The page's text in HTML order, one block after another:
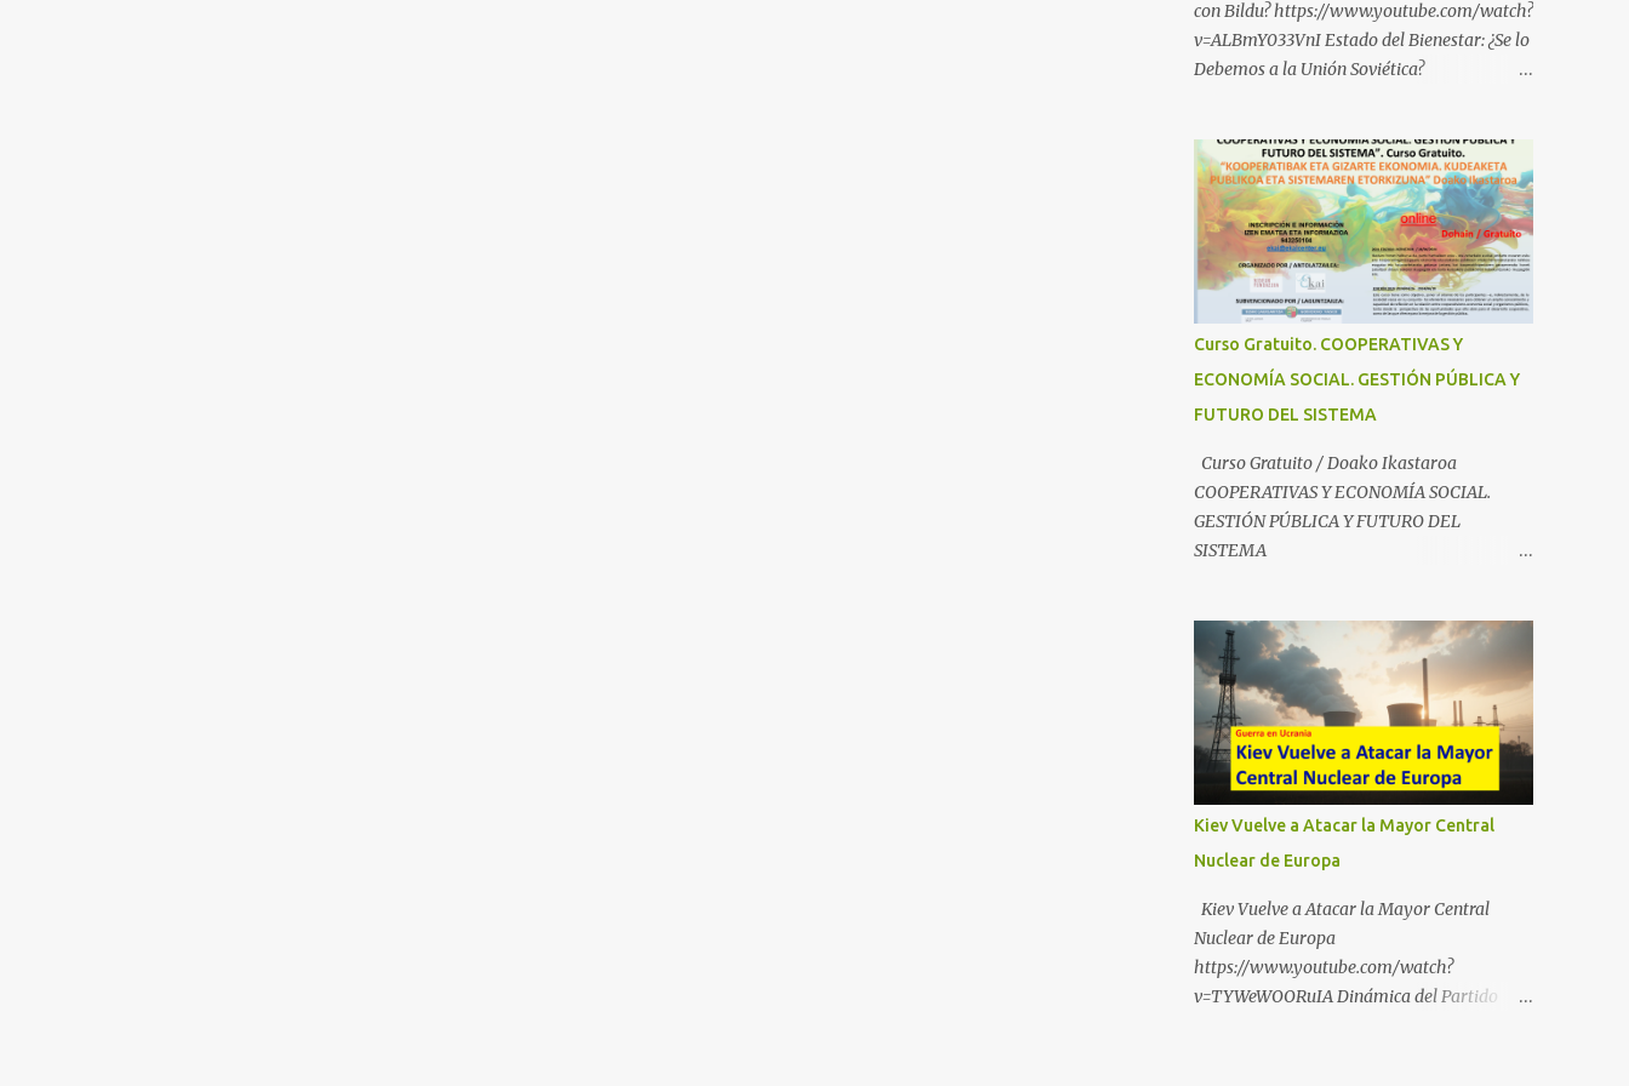
con Bildu? https://www.youtube.com/watch?
v=ALBmY033VnI Estado del Bienestar: ¿Se lo
Debemos a la Unión Soviética?
Cooperativas
https://www.youtube.com/watch?v=ylup-
4KPu5w Capitalismo Inclusivo y Cuarta
Revolución Industrial
https://www.youtube.com/shorts/dGKjgqEv
RHk ¿Conoces los nuevos canales de
BABESTU? Si quieres hacer algo, o
adolescentes vascos frente a abusos y
manipulaciones: BABESTUren kanal berriak
nerabeak abusu eta manipulazioetatik
babesteko zerbait egin nahi baduzu, edo
ideiak partekatu nahi badituzu: Telegram :
https://t.me/babestu_proteger WhatsApp :
6k0LKZJWzQyoE1T SÍGUENOS EN
YOUTUBE:
https://www.youtube.com/@ekaicenter?
sub_confirmation=1
Curso Gratuito. COOPERATIVAS Y
ECONOMÍA SOCIAL. GESTIÓN PÚBLICA Y
FUTURO DEL SISTEMA
Curso Gratuito / Doako Ikastaroa
COOPERATIVAS Y ECONOMÍA SOCIAL.
GESTIÓN PÚBLICA Y FUTURO DEL
SISTEMA
usp=sharing
Kiev Vuelve a Atacar la Mayor Central
Nuclear de Europa
Kiev Vuelve a Atacar la Mayor Central
Nuclear de Europa
https://www.youtube.com/watch?
v=TYWeWOORuIA Dinámica del Partido